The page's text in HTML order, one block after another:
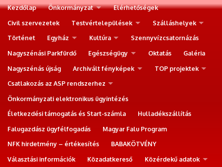
Kezdőlap Önkormányzat
Elérhetőségek
Civil szervezetek
Testvértelepülések
Szálláshelyek
Történet
Egyház Kultúra
Szennyvízcsatornázás
Nagyszénási Parkfürdő
Egészségügy Oktatás
Galéria
Nagyszénás újság
Archivált fényképek
TOP projektek
Csatlakozás az ASP rendszerhez
Önkormányzati elektronikus ügyintézés
Életkezdési támogatás és Start-számla
Hulladékszállítás
Falugazdász ügyfélfogadás
Magyar Falu Program
NFK hirdetmény – értékesítés
BABAKÖTVÉNY
Választási információk
Közadatkereső
Közérdekű adatok